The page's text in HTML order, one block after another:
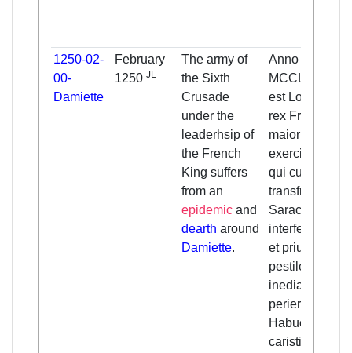
1250-02-
00-
Damiette
February
1250JL
The army of
the Sixth
Crusade
under the
leaderhsip of
the French
King suffers
from an
epidemic and
dearth around
Damiette.
Anno Domini
MCCL captus
est Lodoycus
rex Francie, et
maior pars
exercitus
qui cum rege
transfretaverat
Saracenis est
interfecta. Sed
et prius
pestilentia et
inedia multi
periere.
Habuerunt
caristiam et